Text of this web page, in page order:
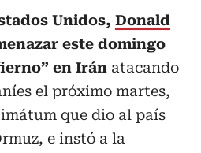
Unidos, Donald
este domingo
en Irán atacando
el próximo martes,
que dio al país
e instó a la